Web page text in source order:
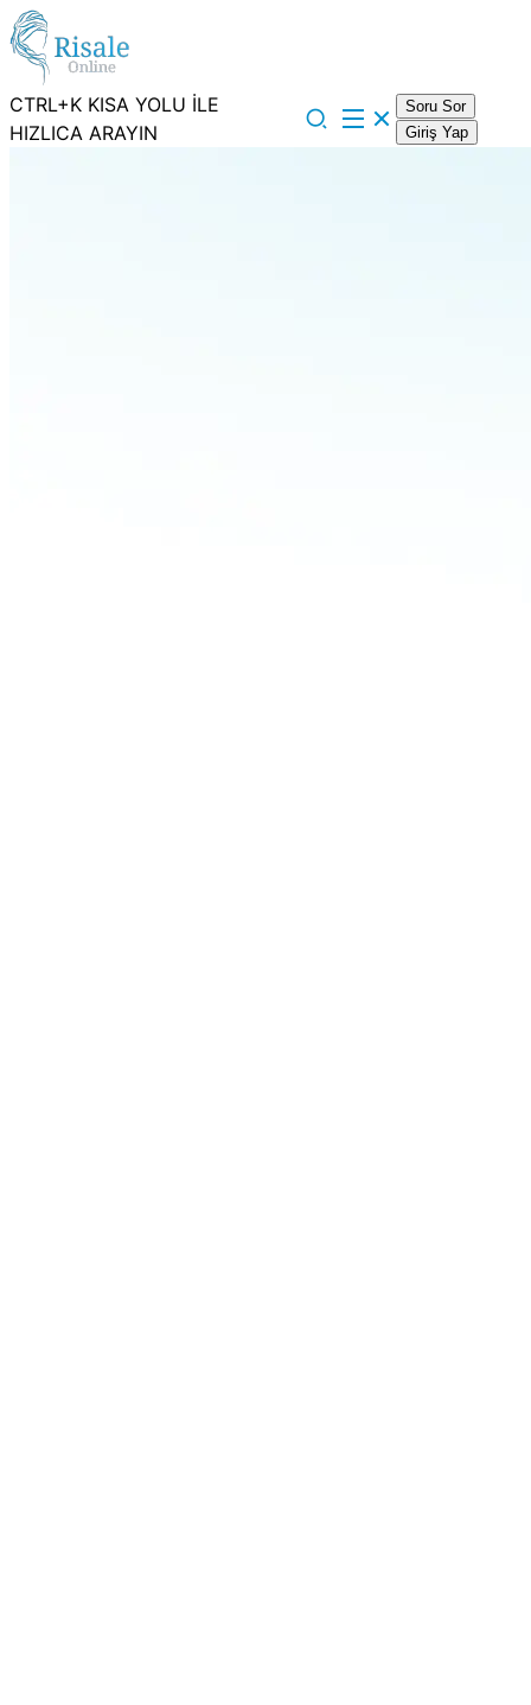
CTRL+K KISA YOLU İLE
HIZLICA ARAYIN
Soru Sor
Giriş Yap